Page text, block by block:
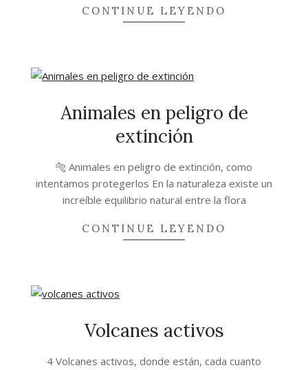
CONTINUE LEYENDO
Animales en peligro de
extinción
07
🐅 Animales en peligro de extinción, como
intentamos protegerlos En la naturaleza existe un
increíble equilibrio natural entre la flora
CONTINUE LEYENDO
Volcanes activos
4 Volcanes activos, donde están, cada cuanto